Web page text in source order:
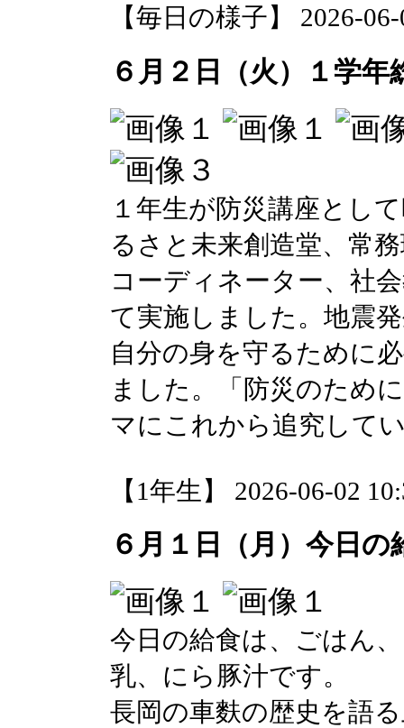
【毎日の様子】 2026-
６月２日（火）１学
１年生が防災講座とし
るさと未来創造堂、常
コーディネーター、社
て実施しました。地震
自分の身を守るために
ました。「防災のため
マにこれから追究して
【1年生】 2026-06-02
６月１日（月）今日の
今日の給食は、ごはん
乳、にら豚汁です。
長岡の車麩の歴史を語